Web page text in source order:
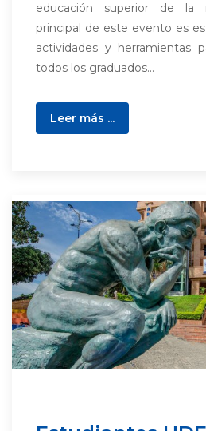
educación superior de la
principal de este evento es
actividades y herramientas
todos los graduados...
Leer más ...